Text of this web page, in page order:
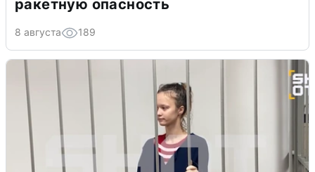
ракетную опасность
8 августа 189